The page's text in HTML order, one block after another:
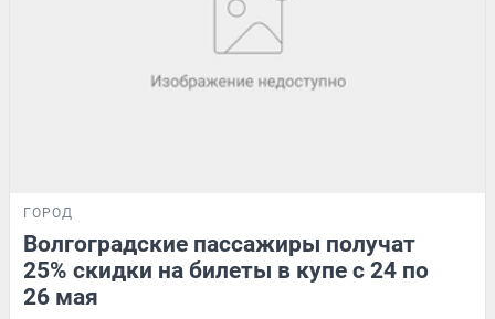
ГОРОД
Волгоградские пассажиры получат
25% скидки на билеты в купе с 24 по
26 мая